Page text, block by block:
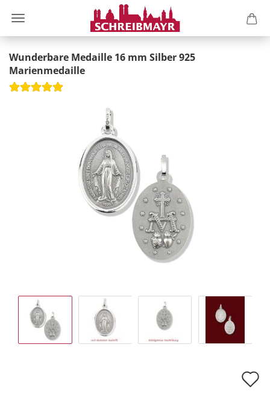
Wunderbare Medaille 16 mm Silber 925
Marienmedaille